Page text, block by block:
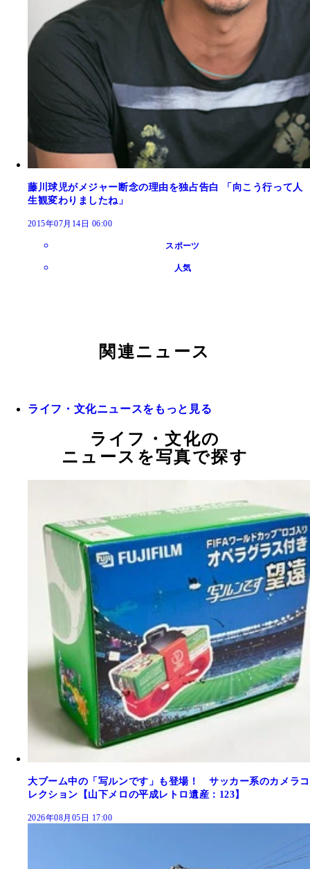
藤川球児がメジャー断念の理由を独占告白 「向こう行って人
生観変わりましたね」
2015年07月14日 06:00
スポーツ
人気
関連ニュース
ライフ・文化ニュースをもっと見る
ライフ・文化の
ニュースを写真で探す
大ブーム中の「写ルンです」も登場！ サッカー系のカメラコ
レクション【山下メロの平成レトロ遺産：123】
2026年08月05日 17:00